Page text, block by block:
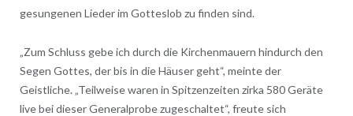
gesungenen Lieder im Gotteslob zu finden sind.
„Zum Schluss gebe ich durch die Kirchenmauern hindurch den
Segen Gottes, der bis in die Häuser geht“, meinte der
Geistliche. „Teilweise waren in Spitzenzeiten zirka 580 Geräte
live bei dieser Generalprobe zugeschaltet“, freute sich